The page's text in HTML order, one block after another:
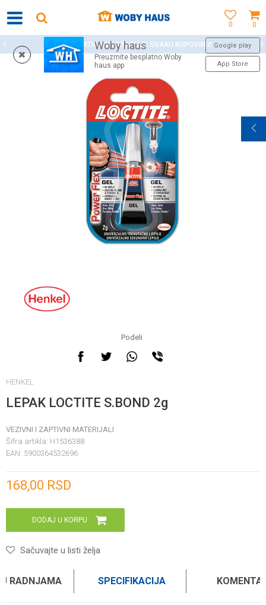
0
0
Woby haus
Preuzmite besplatno Woby
haus app
Google play
App Store
WOBY KARTICA NAGRAĐUJE SVAKU KUPOVINU!
Podeli
HENKEL
LEPAK LOCTITE S.BOND 2g
VEZIVNI I ZAPTIVNI MATERIJALI
Šifra artikla: H1536388
EAN: 5900364532696
168,00 RSD
DODAJ U KORPU
Sačuvajte u listi želja
RADNJAMA SPECIFIKACIJA